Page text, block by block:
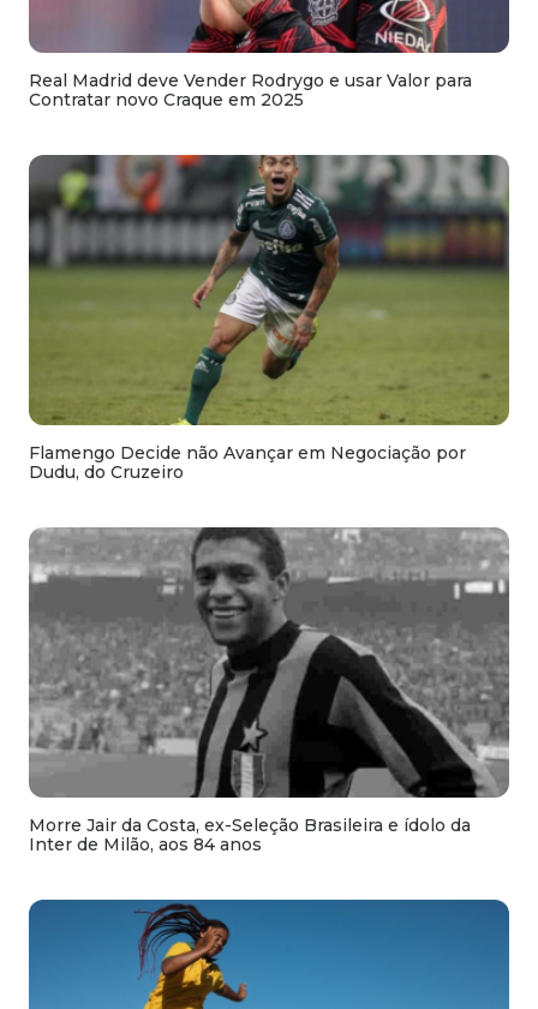
Real Madrid deve Vender Rodrygo e usar Valor para
Contratar novo Craque em 2025
Flamengo Decide não Avançar em Negociação por
Dudu, do Cruzeiro
Morre Jair da Costa, ex-Seleção Brasileira e ídolo da
Inter de Milão, aos 84 anos